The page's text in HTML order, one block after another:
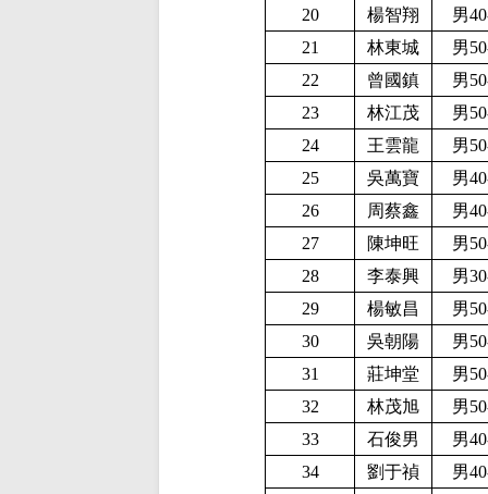
20
楊智翔
男
21
林東城
男
22
曾國鎮
男
23
林江茂
男
24
王雲龍
男
25
吳萬寶
男
26
周蔡鑫
男
27
陳坤旺
男
28
李泰興
男
29
楊敏昌
男
30
吳朝陽
男
31
莊坤堂
男
32
林茂旭
男
33
石俊男
男
34
劉于禎
男